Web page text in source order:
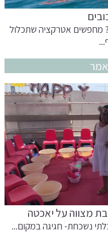
מחפשים אטרקציה שתכלול
מצווה על יאכטה
נשכחת- חגיגה במקום...